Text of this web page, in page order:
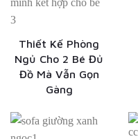
Thiết Kế Phòng
Ngủ Cho 2 Bé Đủ
Đồ Mà Vẫn Gọn
Gàng